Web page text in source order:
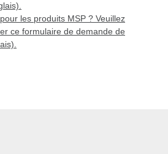
les produits MSP ? Veuillez
ce formulaire de demande de